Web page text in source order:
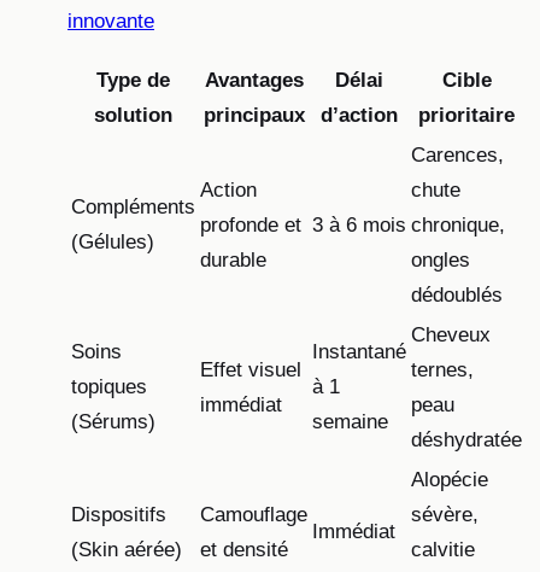
innovante
Type de
solution
Avantages
principaux
Délai
d’action
Cible
prioritaire
Compléments
(Gélules)
Action
profonde et
durable
3 à 6 mois
Carences,
chute
chronique,
ongles
dédoublés
Soins
topiques
(Sérums)
Effet visuel
immédiat
Instantané
à 1
semaine
Cheveux
ternes,
peau
déshydratée
Dispositifs
(Skin aérée)
Camouflage
et densité
Immédiat
Alopécie
sévère,
calvitie